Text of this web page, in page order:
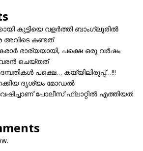
കുട്ടിയെ വളർത്തി ബാംഗ്ലൂരിൽ
അവിടെ കണ്ടത്
ഭാര്യയായി, പക്ഷെ ഒരു വർഷം
ചെയ്തത്
പക്ഷെ… കയ്യിലിരുപ്പ്…!!!
ദൃശ്യം മോഡല്‍
പോലീസ് ഫ്ലാറ്റിൽ എത്തിയത്